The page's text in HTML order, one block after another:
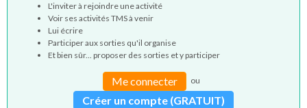
L'inviter à rejoindre une activité
Voir ses activités TMS à venir
Lui écrire
Participer aux sorties qu'il organise
Et bien sûr... proposer des sorties et y participer
Me connecter ou
Créer un compte (GRATUIT)